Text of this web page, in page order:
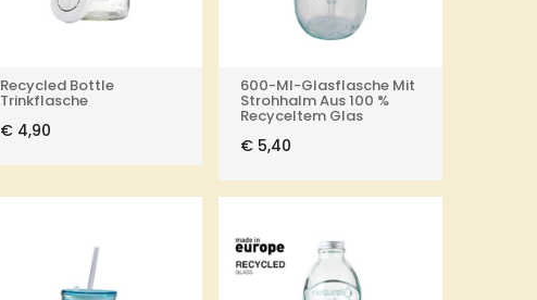
Recycled Bottle
Trinkflasche
€4,90
600-Ml-Glasflasche Mit
Strohhalm Aus 100 %
Recyceltem Glas
€5,40